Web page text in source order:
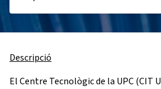
Descripció
El Centre Tecnològic de la UPC (CIT